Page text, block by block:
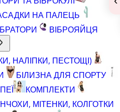
НА ПАЛЕЦЬ
ВІБРОЯЙЦЯ
НАЛІПКИ, ПЕСТОЩІ)
БІЛИЗНА ДЛЯ СПОРТУ
КОМПЛЕКТИ
МІТЕНКИ, КОЛГОТКИ